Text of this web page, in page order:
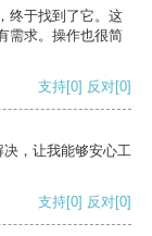
终于找到了它。这
需求。操作也很简
支持[0] 反对[0]
，让我能够安心工
支持[0] 反对[0]